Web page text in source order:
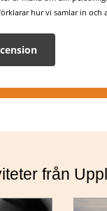
hur vi samlar in och
från